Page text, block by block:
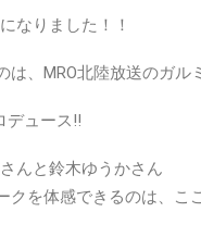
なりました！！
は、MRO北陸放送のガル
デュース‼
んと鈴木ゆうかさん
クを体感できるのは、こ